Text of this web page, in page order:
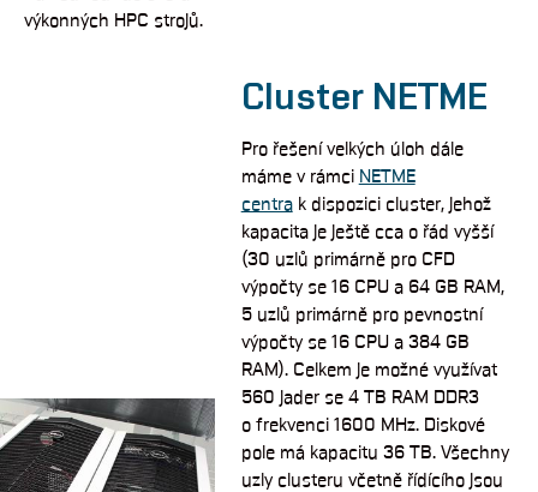
výkonných HPC strojů.
Cluster NETME
Pro řešení velkých úloh dále
máme v rámci NETME
centrak dispozici cluster, jehož
kapacita je ještě cca o řád vyšší
(30 uzlů primárně pro CFD
výpočty se 16 CPU a 64 GB RAM,
5 uzlů primárně pro pevnostní
výpočty se 16 CPU a 384 GB
RAM). Celkem je možné využívat
560 jader se 4 TB RAM DDR3
o frekvenci 1600 MHz. Diskové
pole má kapacitu 36 TB. Všechny
uzly clusteru včetně řídícího jsou